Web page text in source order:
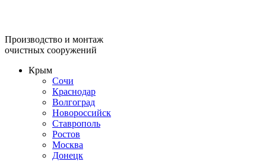
Производство и монтаж
очистных сооружений
Крым
Сочи
Краснодар
Волгоград
Новороссийск
Ставрополь
Ростов
Москва
Донецк